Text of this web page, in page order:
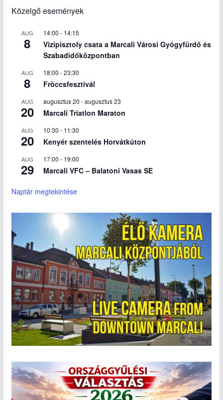
Közelgő események
AUG
8
14:00 - 14:15
Vizipisztoly csata a Marcali Városi Gyógyfürdő és
Szabadidőközpontban
AUG
8
18:00 -23:30
Fröccsfesztivál
AUG
20
augusztus 20 -augusztus 23
Marcali Triatlon Maraton
AUG
20
10:30 - 11:30
Kenyér szentelés Horvátkúton
AUG
29
17:00 - 19:00
Marcali VFC – Balatoni Vasas SE
Naptár megtekintése